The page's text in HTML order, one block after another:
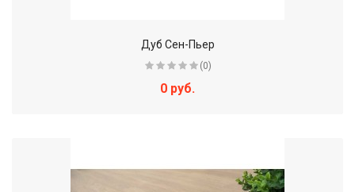
Дуб Сен-Пьер
(0)
0 руб.